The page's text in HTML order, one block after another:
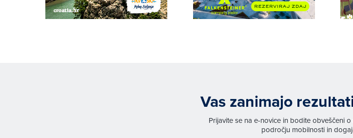
Vas zanimajo
Prijavite se na e-novice in bodite obveščeni
področju mobilnosti in